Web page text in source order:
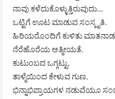
ನಾವು ಕಳೆದುಕೊಳ್ಳುತ್ತಿರುವುದು…
ಒಟ್ಟಿಗೆ ಊಟ ಮಾಡುವ ಸಂಸ್ಕೃತಿ.
ಹಿರಿಯರೊಂದಿಗೆ ಕುಳಿತು
ನೆರೆಹೊರೆಯ ಆತ್ಮೀಯತೆ.
ಕುಟುಂಬದ ಒಗ್ಗಟ್ಟು.
ತಾಳ್ಮೆಯಿಂದ ಕೇಳುವ ಗುಣ.
ಭಿನ್ನಾಭಿಪ್ರಾಯಗಳ ನಡುವೆಯೂ